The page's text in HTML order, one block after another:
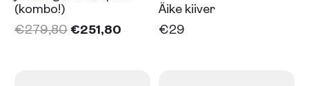
(kombo!)
€279,80 €251,80
Äike kiiver
€29